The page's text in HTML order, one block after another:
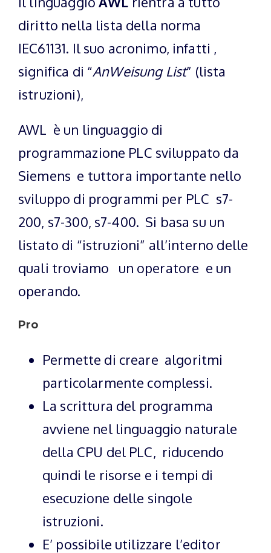
diritto nella lista della norma
IEC61131. Il suo acronimo, infatti ,
significa di “AnWeisung List” (lista
istruzioni),
AWL è un linguaggio di
programmazione PLC sviluppato da
Siemens e tuttora importante nello
sviluppo di programmi per PLC s7-
200, s7-300, s7-400. Si basa su un
listato di “istruzioni” all’interno delle
quali troviamo un operatore e un
operando.
Pro
Permette di creare algoritmi
particolarmente complessi.
La scrittura del programma
avviene nel linguaggio naturale
della CPU del PLC, riducendo
quindi le risorse e i tempi di
esecuzione delle singole
istruzioni.
E’ possibile utilizzare l’editor